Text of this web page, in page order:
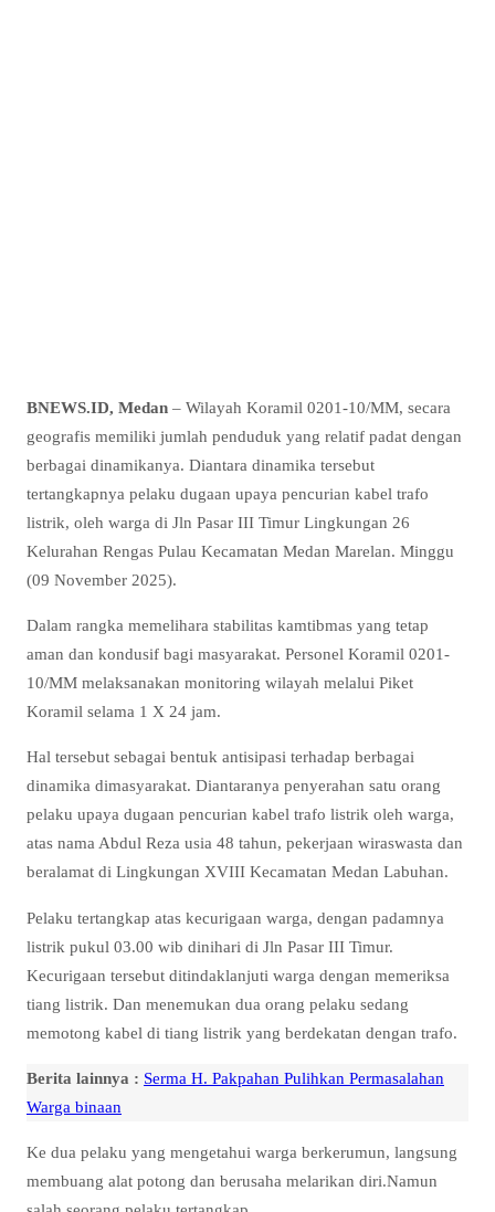
BNEWS.ID, Medan – Wilayah Koramil 0201-10/MM, secara
geografis memiliki jumlah penduduk yang relatif padat dengan
berbagai dinamikanya. Diantara dinamika tersebut
tertangkapnya pelaku dugaan upaya pencurian kabel trafo
listrik, oleh warga di Jln Pasar III Timur Lingkungan 26
Kelurahan Rengas Pulau Kecamatan Medan Marelan. Minggu
(09 November 2025).
Dalam rangka memelihara stabilitas kamtibmas yang tetap
aman dan kondusif bagi masyarakat. Personel Koramil 0201-
10/MM melaksanakan monitoring wilayah melalui Piket
Koramil selama 1 X 24 jam.
Hal tersebut sebagai bentuk antisipasi terhadap berbagai
dinamika dimasyarakat. Diantaranya penyerahan satu orang
pelaku upaya dugaan pencurian kabel trafo listrik oleh warga,
atas nama Abdul Reza usia 48 tahun, pekerjaan wiraswasta dan
beralamat di Lingkungan XVIII Kecamatan Medan Labuhan.
Pelaku tertangkap atas kecurigaan warga, dengan padamnya
listrik pukul 03.00 wib dinihari di Jln Pasar III Timur.
Kecurigaan tersebut ditindaklanjuti warga dengan memeriksa
tiang listrik. Dan menemukan dua orang pelaku sedang
memotong kabel di tiang listrik yang berdekatan dengan trafo.
Berita lainnya : Serma H. Pakpahan Pulihkan Permasalahan
Warga binaan
Ke dua pelaku yang mengetahui warga berkerumun, langsung
membuang alat potong dan berusaha melarikan diri.Namun